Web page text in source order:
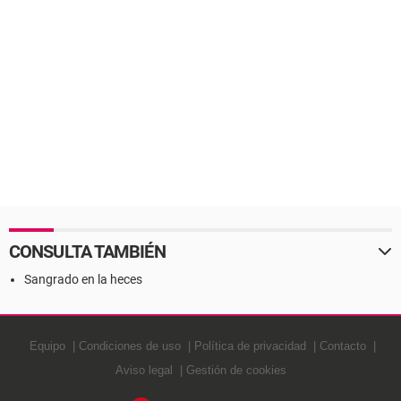
CONSULTA TAMBIÉN
Sangrado en la heces
Equipo Condiciones de uso Política de privacidad
Contacto
Aviso legal
Gestión de cookies